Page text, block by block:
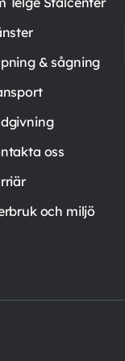
& sågning
oss
och miljö